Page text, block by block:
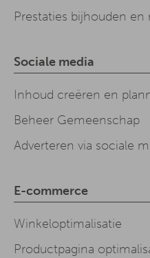
Prestaties bijhouden en
Sociale media
Inhoud creëren en
Beheer Gemeenschap
Adverteren via sociale
E-commerce
Winkeloptimalisatie
Productpagina